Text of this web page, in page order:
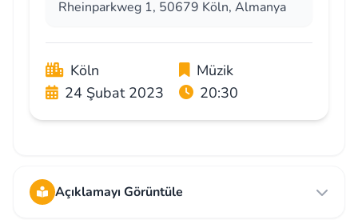
Rheinparkweg 1, 50679 Köln, Almanya
Köln
Müzik
24 Şubat 2023
20:30
Açıklamayı Görüntüle